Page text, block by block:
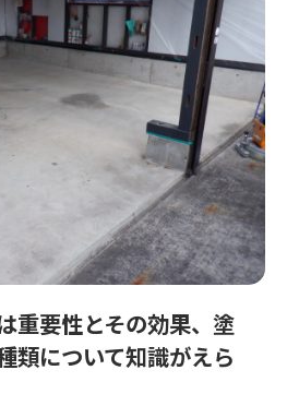
重要性とその効果、塗
類について知識がえら